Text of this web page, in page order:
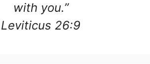
with you.”
Leviticus 26:9